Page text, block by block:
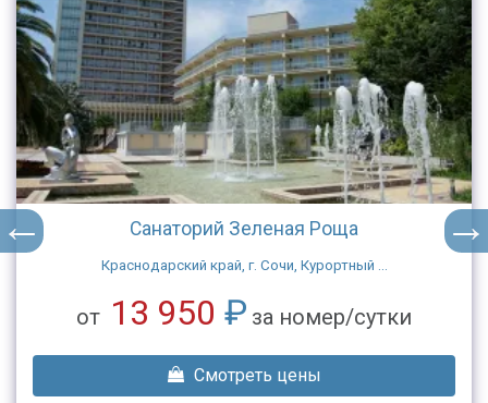
Санаторий Зеленая Роща
Краснодарский край, г. Сочи, Курортный ...
от 13 950 ₽ за номер/сутки
Смотреть цены